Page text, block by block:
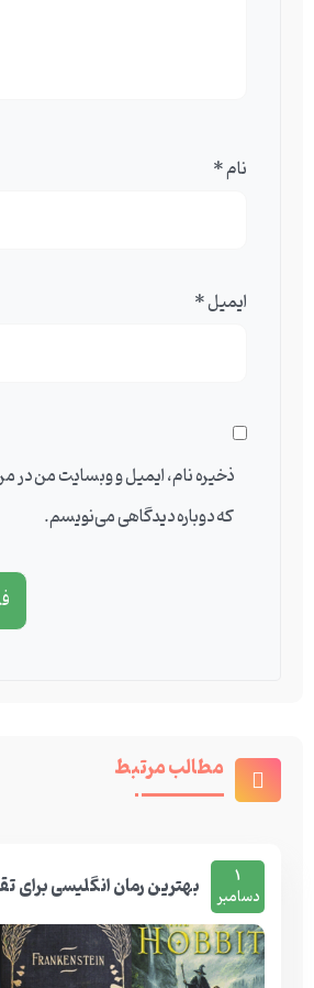
نام*
ایمیل*
ذخیره نام، ایمیل و وبسایت من در
که دوباره دیدگاهی می‌نویسم.
مطالب مرتبط
1
دسامبر بهترین رمان انگلیسی برای